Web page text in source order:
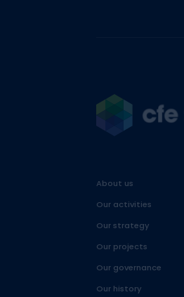
About us
Our activities
Our strategy
Our projects
Our governance
Our history